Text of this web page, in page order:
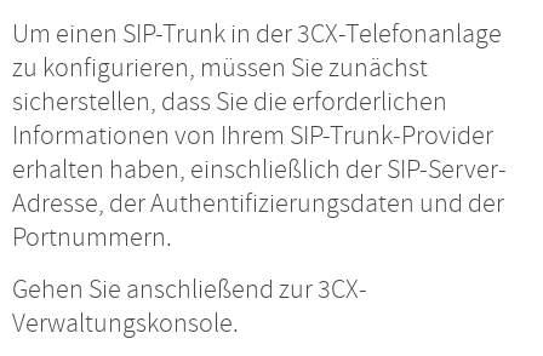
Um einen SIP-Trunk in der 3CX-Telefonanlage
zu konfigurieren, müssen Sie zunächst
sicherstellen, dass Sie die erforderlichen
Informationen von Ihrem SIP-Trunk-Provider
erhalten haben, einschließlich der SIP-Server-
Adresse, der Authentifizierungsdaten und der
Portnummern.
Gehen Sie anschließend zur 3CX-
Verwaltungskonsole.